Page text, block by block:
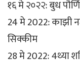
१६ मे २०२२: बुध
24 मे 2022: काझी
सिक्कीम
28 मे 2022: 4थ्या